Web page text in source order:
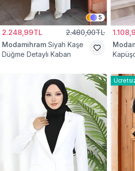
5
2.248,99TL 2.480,00TL
Modamihram Siyah Kaşe
Düğme Detaylı Kaban